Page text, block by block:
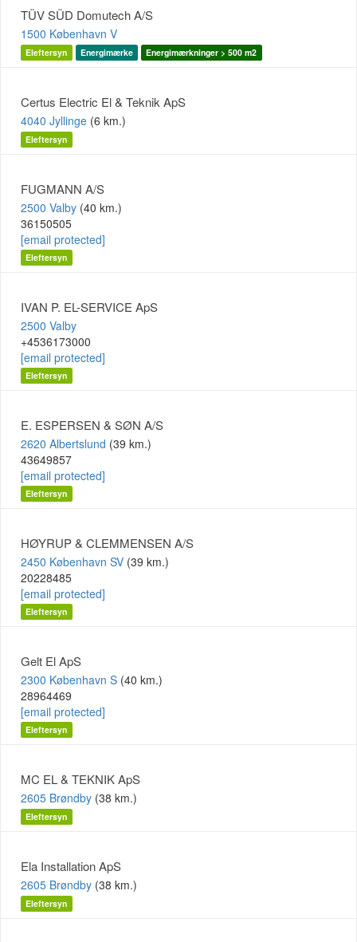
TÜV SÜD Domutech A/S
1500 København V
Eleftersyn Energimærke Energimærkninger > 500 m2
Certus Electric El & Teknik ApS
4040 Jyllinge (6 km.)
Eleftersyn
FUGMANN A/S
2500 Valby (40 km.)
36150505
[email protected]
Eleftersyn
IVAN P. EL-SERVICE ApS
2500 Valby
+4536173000
[email protected]
Eleftersyn
E. ESPERSEN & SØN A/S
2620 Albertslund (39 km.)
43649857
[email protected]
Eleftersyn
HØYRUP & CLEMMENSEN A/S
2450 København SV (39 km.)
20228485
[email protected]
Eleftersyn
Gelt El ApS
2300 København S (40 km.)
28964469
[email protected]
Eleftersyn
MC EL & TEKNIK ApS
2605 Brøndby (38 km.)
Eleftersyn
Ela Installation ApS
2605 Brøndby (38 km.)
Eleftersyn